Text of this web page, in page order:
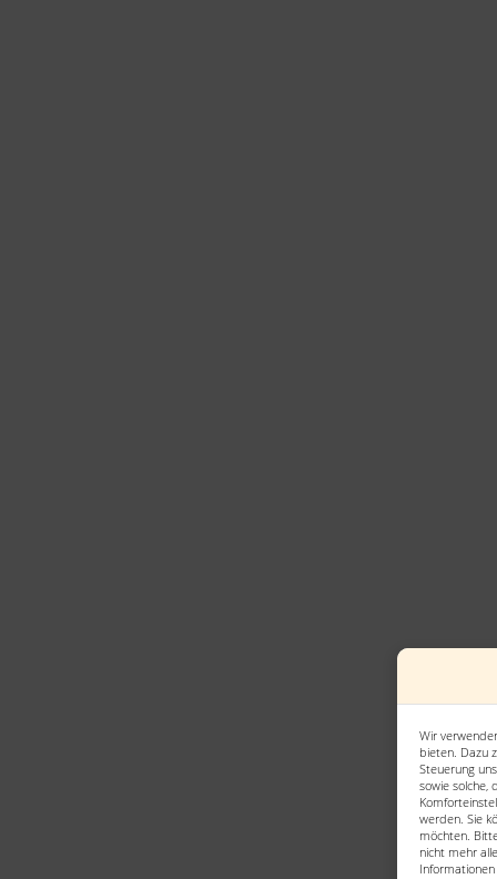
Wir
bieten. Dazu
Steuerung
sowie solche,
werden. Sie
möchten.
nicht mehr